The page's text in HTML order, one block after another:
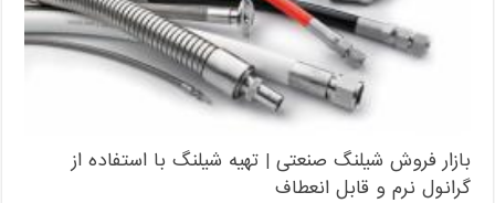
بازار فروش شیلنگ صنعتی | تهیه شیلنگ با استفاده از
گرانول نرم و قابل انعطاف